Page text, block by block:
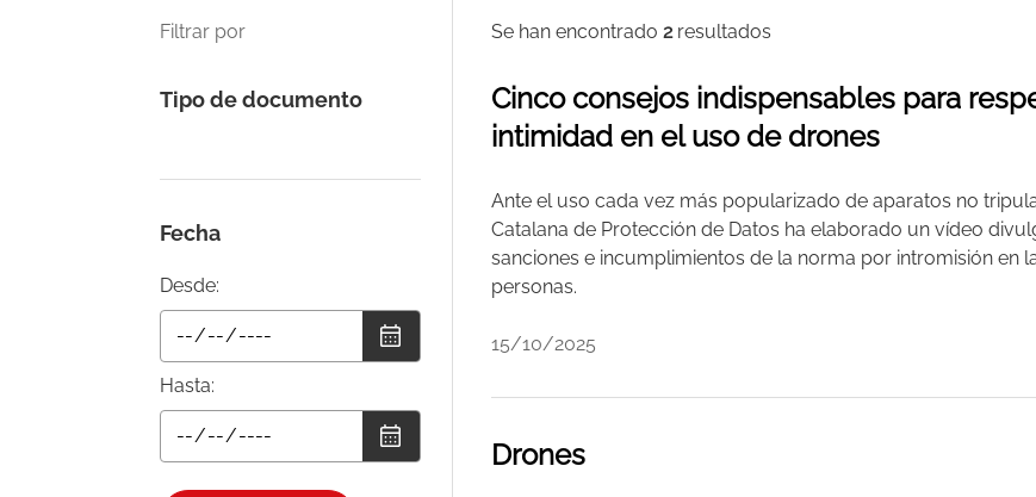
Filtrar por
Tipo de documento
Fecha
Desde:
Hasta:
Se han encontrado 2resultados
Cinco consejos indispensables para
intimidad en el uso de drones
Ante el uso cada vez más popularizado de aparatos no
Catalana de Protección de Datos ha elaborado un vídeo
sanciones e incumplimientos de la norma por intromisión en
personas.
15/10/2025
Drones